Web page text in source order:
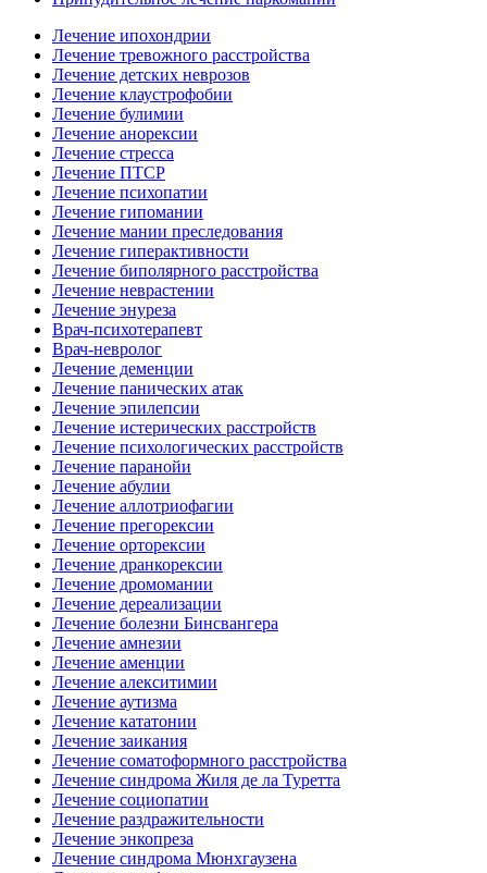
Лечение ипохондрии
Лечение тревожного расстройства
Лечение детских неврозов
Лечение клаустрофобии
Лечение булимии
Лечение анорексии
Лечение стресса
Лечение ПТСР
Лечение психопатии
Лечение гипомании
Лечение мании преследования
Лечение гиперактивности
Лечение биполярного расстройства
Лечение неврастении
Лечение энуреза
Врач-психотерапевт
Врач-невролог
Лечение деменции
Лечение панических атак
Лечение эпилепсии
Лечение истерических расстройств
Лечение психологических расстройств
Лечение паранойи
Лечение абулии
Лечение аллотриофагии
Лечение прегорексии
Лечение орторексии
Лечение дранкорексии
Лечение дромомании
Лечение дереализации
Лечение болезни Бинсвангера
Лечение амнезии
Лечение аменции
Лечение алекситимии
Лечение аутизма
Лечение кататонии
Лечение заикания
Лечение соматоформного расстройства
Лечение синдрома Жиля де ла Туретта
Лечение социопатии
Лечение раздражительности
Лечение энкопреза
Лечение синдрома Мюнхгаузена